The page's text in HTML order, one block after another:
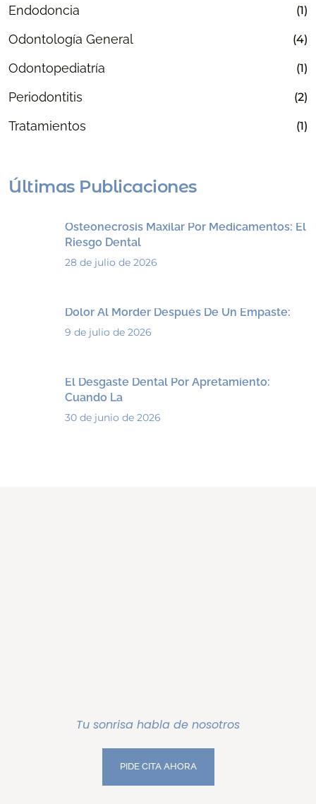
Endodoncia (1)
Odontología General (4)
Odontopediatría (1)
Periodontitis (2)
Tratamientos (1)
Últimas Publicaciones
Osteonecrosis Maxilar Por Medicamentos: El
Riesgo Dental
28 de julio de 2026
Dolor Al Morder Después De Un Empaste:
9 de julio de 2026
El Desgaste Dental Por Apretamiento:
Cuando La
30 de junio de 2026
Tu sonrisa habla de nosotros
PIDE CITA AHORA